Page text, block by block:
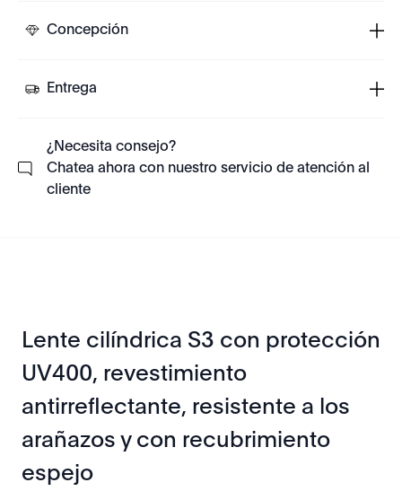
Concepción
Entrega
¿Necesita consejo?
Chatea ahora con nuestro servicio de atención al
cliente
Lente cilíndrica S3 con protección
UV400, revestimiento
antirreflectante, resistente a los
arañazos y con recubrimiento
espejo